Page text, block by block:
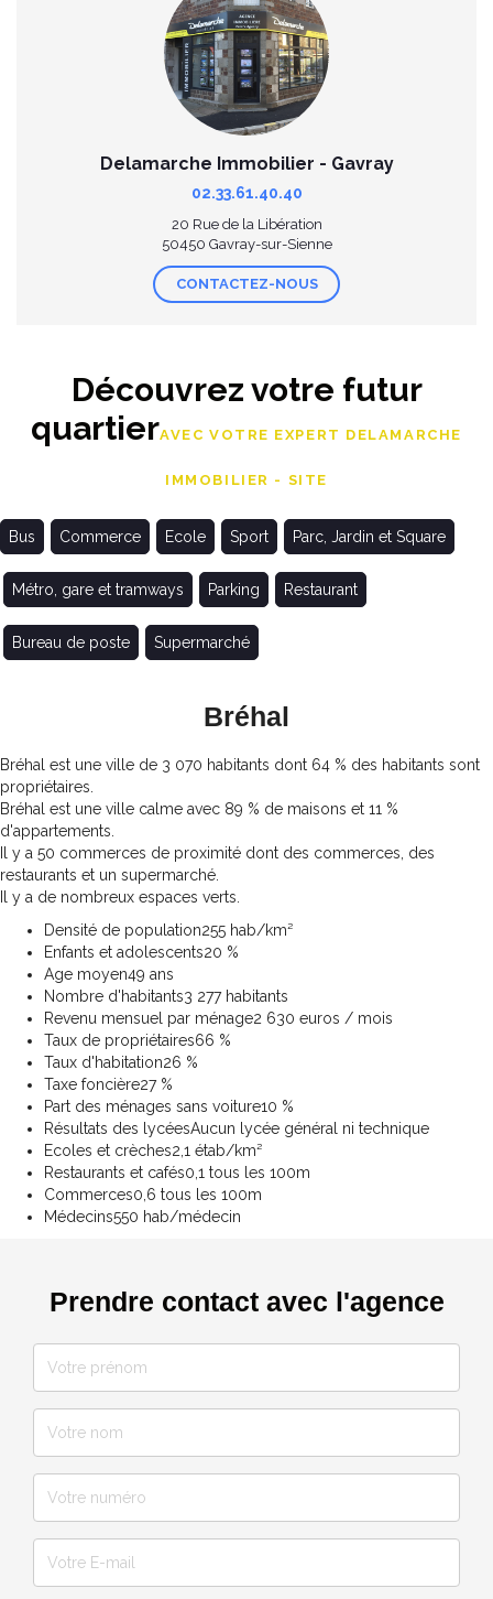
Delamarche Immobilier - Gavray
02.33.61.40.40
20 Rue de la Libération
50450 Gavray-sur-Sienne
CONTACTEZ-NOUS
Découvrez votre futur
quartierAVEC VOTRE EXPERT DELAMARCHE
IMMOBILIER - SITE
Bus Commerce Ecole Sport Parc, Jardin et Square
Métro, gare et tramways Parking Restaurant
Bureau de poste Supermarché
Bréhal
Bréhal est une ville de 3 070 habitants dont 64 % des habitants sont
propriétaires.
Bréhal est une ville calme avec 89 % de maisons et 11 %
d'appartements.
Il y a 50 commerces de proximité dont des commerces, des
restaurants et un supermarché.
Il y a de nombreux espaces verts.
Densité de population255 hab/km²
Enfants et adolescents20 %
Age moyen49 ans
Nombre d'habitants3 277 habitants
Revenu mensuel par ménage2 630 euros / mois
Taux de propriétaires66 %
Taux d'habitation26 %
Taxe foncière27 %
Part des ménages sans voiture10 %
Résultats des lycéesAucun lycée général ni technique
Ecoles et crèches2,1 étab/km²
Restaurants et cafés0,1 tous les 100m
Commerces0,6 tous les 100m
Médecins550 hab/médecin
Prendre contact avec l'agence